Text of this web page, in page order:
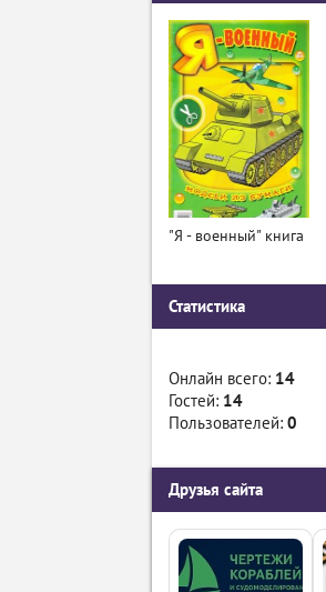
"Я - военный" книга
Статистика
Онлайн всего: 14
Гостей: 14
Пользователей: 0
Друзья сайта